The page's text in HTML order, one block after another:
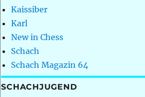
Kaissiber
Karl
New in Chess
Schach
Schach Magazin 64
SCHACHJUGEND